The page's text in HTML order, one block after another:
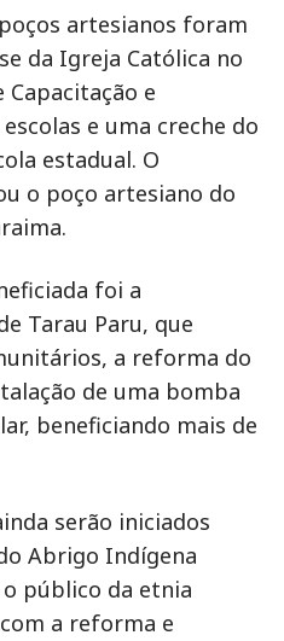
artesianos foram
da Igreja Católica no
e
escolas e uma creche do
estadual. O
o poço artesiano do
foi a
Tarau Paru, que
a reforma do
de uma bomba
beneficiando mais de
serão iniciados
Abrigo Indígena
o público da etnia
a reforma e